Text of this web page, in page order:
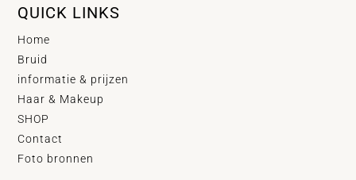
QUICK LINKS
Home
Bruid
informatie & prijzen
Haar & Makeup
SHOP
Contact
Foto bronnen